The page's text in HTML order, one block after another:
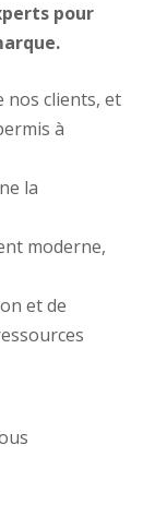
pour
nos clients, et
à
la
moderne,
et de